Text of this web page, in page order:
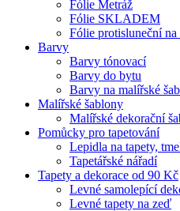
Fólie Metráž
Fólie SKLADEM
Fólie protisluneční na
Barvy
Barvy tónovací
Barvy do bytu
Barvy na malířské
Malířské šablony
Malířské dekorační
Pomůcky pro tapetování
Lepidla na tapety,
Tapetářské nářadí
Tapety a dekorace od 90 Kč
Levné samolepící
Levné tapety na zeď